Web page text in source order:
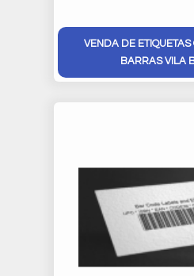
VENDA DE ETIQUETAS
BARRAS VILA